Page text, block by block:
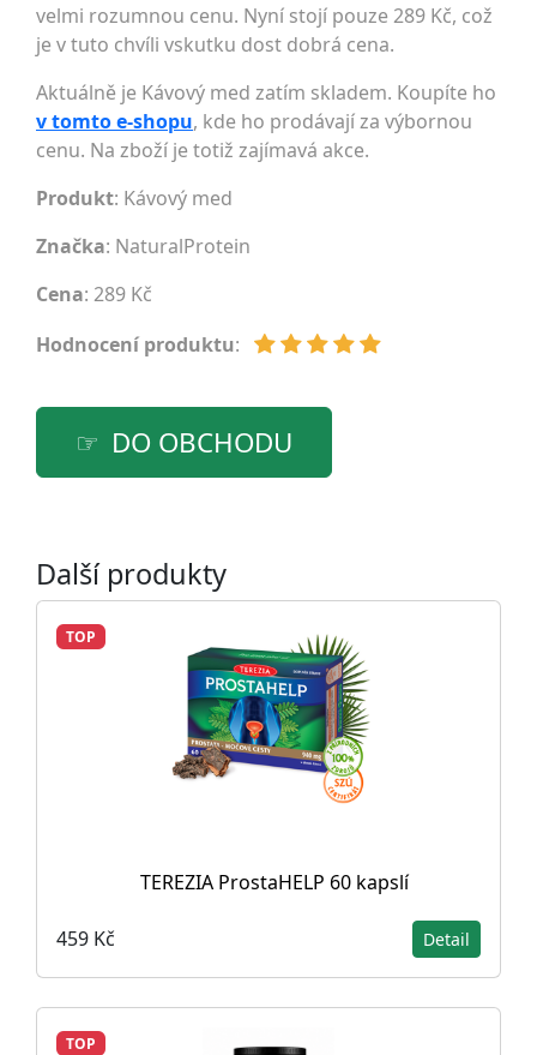
velmi rozumnou cenu. Nyní stojí pouze 289 Kč, což
je v tuto chvíli vskutku dost dobrá cena.
Aktuálně je Kávový med zatím skladem. Koupíte ho
v tomto e-shopu, kde ho prodávají za výbornou
cenu. Na zboží je totiž zajímavá akce.
Produkt: Kávový med
Značka: NaturalProtein
Cena: 289 Kč
Hodnocení produktu:
DO OBCHODU
Další produkty
TOP
TEREZIA ProstaHELP 60 kapslí
459 Kč Detail
TOP